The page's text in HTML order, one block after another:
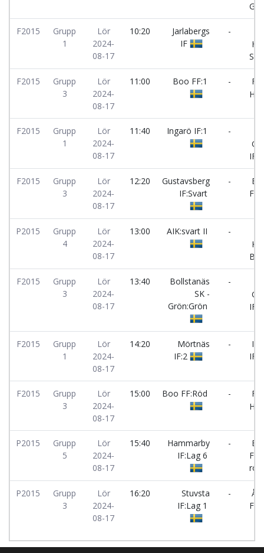
F2015
Grupp
1
Lör
2024-
08-17
10:20
Jarlabergs
IF
-
F2015
Grupp
3
Lör
2024-
08-17
11:00 Boo FF:1 -
FC
F2015
Grupp
1
Lör
2024-
08-17
11:40 Ingarö IF:1
-
F2015
Grupp
3
Lör
2024-
08-17
12:20
Gustavsberg
IF:Svart
-
P2015
Grupp
4
Lör
2024-
08-17
13:00 AIK:svart II
-
F2015
Grupp
3
Lör
2024-
08-17
13:40
Bollstanäs
SK -
Grön:Grön
-
F2015
Grupp
1
Lör
2024-
08-17
14:20
Mörtnäs
IF:2
-
IF:1
F2015
Grupp
3
Lör
2024-
08-17
15:00 Boo FF:Röd -
FC
P2015
Grupp
5
Lör
2024-
08-17
15:40
Hammarby
IF:Lag 6
-
FF
P2015
Grupp
3
Lör
2024-
08-17
16:20
Stuvsta
IF:Lag 1
-